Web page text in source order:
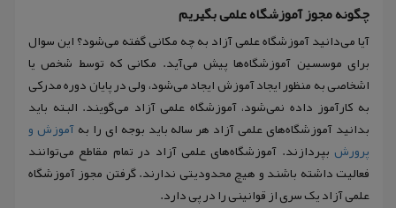
چگونه مجوز آموزشگاه علمی بگیریم
آیا می‌دانید آموزشگاه علمی آزاد به چه مکانی گفته می‌شود؟ این سوال
برای موسسین آموزشگاه‌ها پیش می‌آید. مکانی که توسط شخص یا
اشخاصی به منظور ایجاد آموزش ایجاد می‌شود، ولی در پایان دوره مدرکی
به کارآموز داده نمی‌شود، آموزشگاه علمی آزاد می‌گویند. البته باید
بدانید آموزشگاه‌های علمی آزاد هر ساله باید بوجه ای را بهآموزش و
پرورش بپردازند. آموزشگاه‌های علمی آزاد در تمام مقاطع می‌توانند
فعالیت داشته باشند و هیچ محدودیتی ندارند. گرفتن مجوز آموزشگاه
علمی آزاد یک سری از قوانینی را در پی دارد.